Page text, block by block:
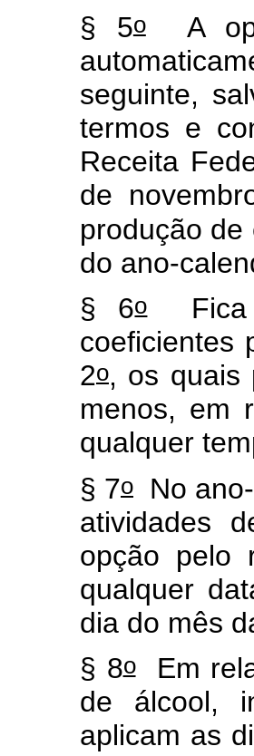
§ 5oA
seguinte,
termos e
Receita
de
produção
do ano-
§ 6oFica
coeficientes
2o, os quais
menos, em
qualquer
§ 7o No
atividades
opção pelo
qualquer
dia do mês
§ 8oEm
de álcool,
aplicam as